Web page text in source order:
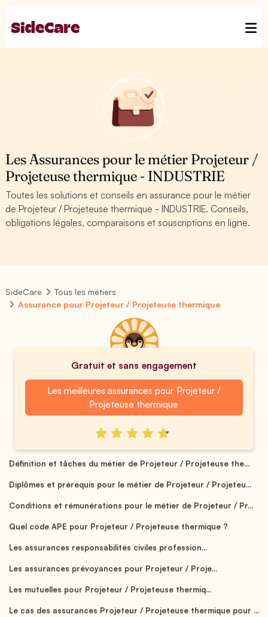
Les Assurances pour le métier Projeteur /
Projeteuse thermique - INDUSTRIE
Toutes les solutions et conseils en assurance pour le métier
de Projeteur / Projeteuse thermique - INDUSTRIE. Conseils,
obligations légales, comparaisons et souscriptions en ligne.
SideCare
Tous les métiers
Assurance pour Projeteur / Projeteuse thermique
Gratuit et sans engagement
Les meilleures assurances pour Projeteur /
Projeteuse thermique
Définition et tâches du métier de Projeteur / Projeteuse the...
Diplômes et prérequis pour le métier de Projeteur / Projeteu...
Conditions et rémunérations pour le métier de Projeteur / Pr...
Quel code APE pour Projeteur / Projeteuse thermique ?
Les assurances responsabilités civiles profession...
Les assurances prévoyances pour Projeteur / Proje...
Les mutuelles pour Projeteur / Projeteuse thermiq...
Le cas des assurances Projeteur / Projeteuse thermique pour ...